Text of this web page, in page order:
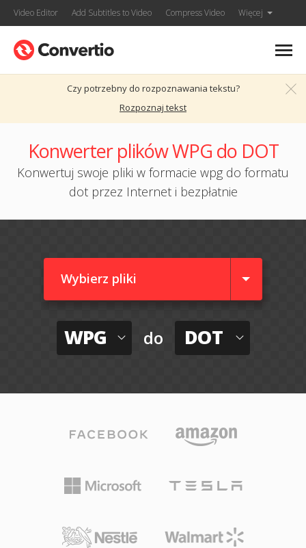
Video Editor Add Subtitles to Video Compress Video Więcej
Czy potrzebny do rozpoznawania tekstu?
Rozpoznaj tekst
Konwerter plików WPG do DOT
Konwertuj swoje pliki w formacie wpg do formatu
dot przez Internet i bezpłatnie
Wybierz pliki
WPG do DOT